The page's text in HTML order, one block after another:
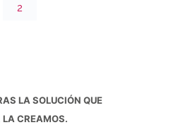
2
LA SOLUCIÓN QUE
CREAMOS.